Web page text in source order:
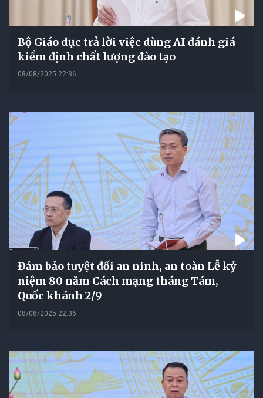
Bộ Giáo dục trả lời việc dùng AI đánh giá
kiểm định chất lượng đào tạo
08/08/2025 22:36
Đảm bảo tuyệt đối an ninh, an toàn Lễ kỷ
niệm 80 năm Cách mạng tháng Tám,
Quốc khánh 2/9
08/08/2025 22:36